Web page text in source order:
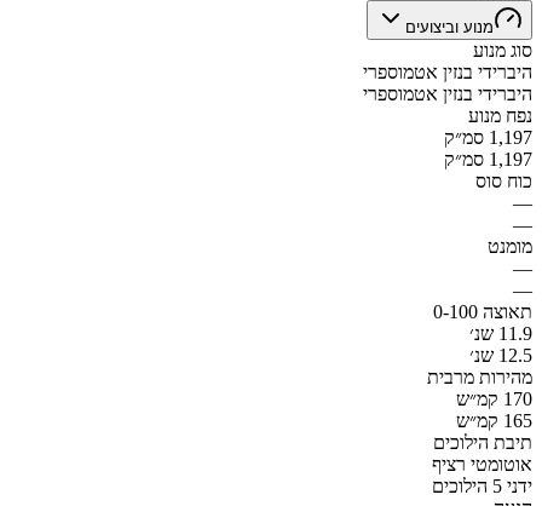
מנוע וביצועים
סוג מנוע
היברידי בנזין אטמוספרי
היברידי בנזין אטמוספרי
נפח מנוע
1,197 סמ״ק
1,197 סמ״ק
כוח סוס
—
—
מומנט
—
—
תאוצה 0-100
11.9 שנ׳
12.5 שנ׳
מהירות מרבית
170 קמ״ש
165 קמ״ש
תיבת הילוכים
אוטומטי רציף
ידני 5 הילוכים